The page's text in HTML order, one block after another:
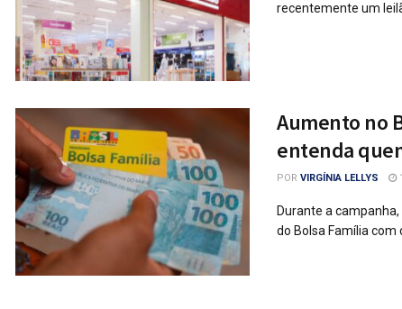
recentemente um
Aumento no
entenda
POR VIRGÍNIA LELLYS
Durante a
do Bolsa Família com